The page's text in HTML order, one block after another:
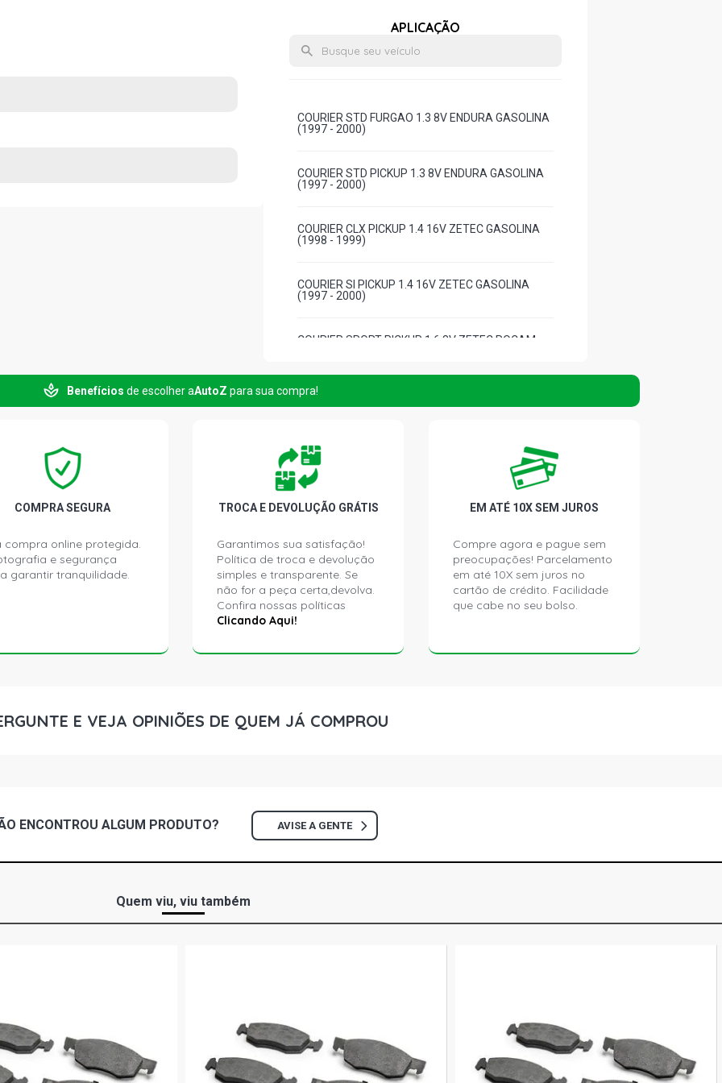
APLICAÇÃO
COURIER STD FURGAO 1.3 8V ENDURA GASOLINA
(1997 - 2000)
COURIER STD PICKUP 1.3 8V ENDURA GASOLINA
(1997 - 2000)
COURIER CLX PICKUP 1.4 16V ZETEC GASOLINA
(1998 - 1999)
COURIER SI PICKUP 1.4 16V ZETEC GASOLINA
(1997 - 2000)
COURIER SPORT PICKUP 1.6 8V ZETEC ROCAM
COURIER VAN PICKUP 1.6 8V ZETEC ROCAM
GASOLINA (2007 - 2009)
COURIER XL PICKUP 1.6 8V ZETEC ROCAM
GASOLINA (2003 - 2009)
COURIER L PICKUP 1.6 8V ZETEC ROCAM FLEX
(2003 - 2009)
COURIER L PICKUP 1.6 8V ZETEC ROCAM
GASOLINA (2000 - 2009)
ESCORT GLX SW 1.8 16V ZETEC GASOLINA (1997
FIESTA HATCH STD HATCH 1.0 8V ZETEC ROCAM
FIESTA HATCH CLX HATCH 1.4 16V ZETEC
GASOLINA (1996 - 2001)
Benefícios de escolher aAutoZ para sua compra!
COMPRA SEGURA
compra online protegida.
e segurança
garantir tranquilidade.
TROCA E DEVOLUÇÃO GRÁTIS
Garantimos sua satisfação!
Política de troca e devolução
simples e transparente. Se
não for a peça certa,devolva.
Confira nossas políticas
Clicando Aqui!
EM ATÉ 10X SEM JUROS
Compre agora e pague sem
preocupações! Parcelamento
em até 10X sem juros no
cartão de crédito. Facilidade
que cabe no seu bolso.
E VEJA OPINIÕES DE QUEM JÁ COMPROU
ENCONTROU ALGUM PRODUTO? AVISE A GENTE
Quem viu, viu também